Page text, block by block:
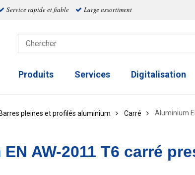
Service rapide et fiable Large assortiment
Produits Services Digitalisation
Barres pleines et profilés aluminium Carré Aluminium
AW-2011 T6 carré